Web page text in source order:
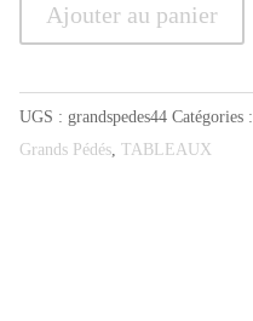
et
Ajouter au panier
UGS : grandspedes44 Catégories :
Grands Pédés,TABLEAUX